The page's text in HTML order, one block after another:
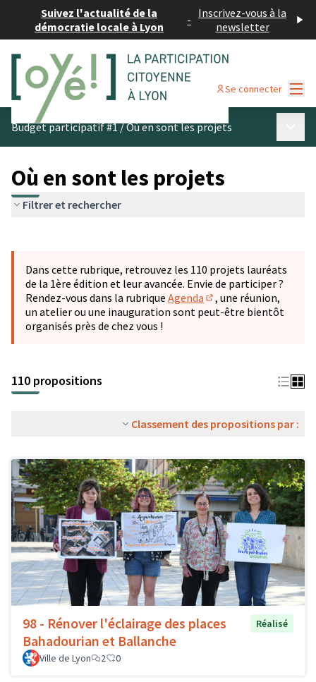
Suivez l'actualité de la
démocratie locale à Lyon
- Inscrivez-vous à la
newsletter
Se connecter
Budget participatif #1/Où en sont les projets
Où en sont les projets
Filtrer et rechercher
−
Dans cette rubrique, retrouvez les 110 projets lauréats
de la 1ère édition et leur avancée. Envie de participer ?
Rendez-vous dans la rubrique Agenda
(S'ouvre dans un
, une réunion,
un atelier ou une inauguration sont peut-être bientôt
organisés près de chez vous !
110 propositions
Classement des propositions par :
98 - Rénover l'éclairage des places
Bahadourian et Ballanche
Réalisé
Ville de Lyon 2 0